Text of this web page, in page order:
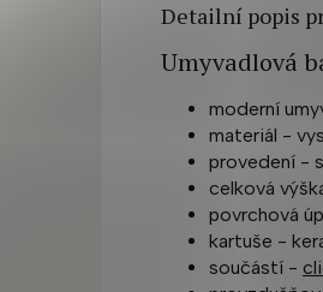
Detailní popis
Umyvadlová
moderní
materiál -
provedení -
celková
povrchová
kartuše -
součástí -